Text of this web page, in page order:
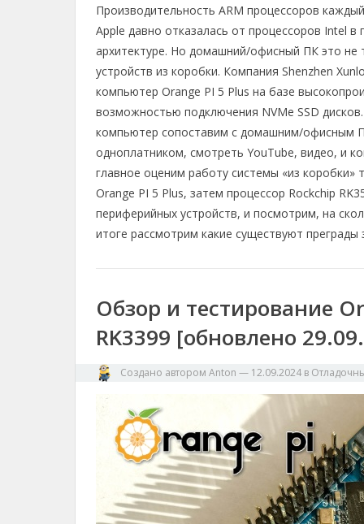
l
e
g
r
a
m
c
e
b
o
o
k
r
e
a
d
s
p
y
L
i
n
k
п
р
а
в
и
т
ь
Производительность ARM процессоров
Apple давно отказалась от процессоров Intel
архитектуре. Но домашний/офисный ПК это
устройств из коробки. Компания Shenzhen
компьютер Orange PI 5 Plus на базе
возможностью подключения NVMe SSD
компьютер сопоставим с домашним/офисным
одноплатником, смотреть YouTube, видео, и
главное оценим работу системы «из коробки»
Orange PI 5 Plus, затем процессор Rockchip
периферийных устройств, и посмотрим, на
итоге рассмотрим какие существуют
Обзор и тестирование
RK3399 [обновлено
Создано автором Anton — 12.09.2024 в